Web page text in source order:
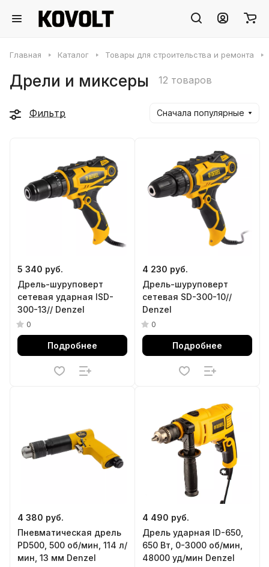
Главная Каталог Товары для строительства и ремонта
Дрели и миксеры 12 товаров
Фильтр Сначала популярные
5 340 руб.
Дрель-шуруповерт
сетевая ударная ISD-
300-13// Denzel
0
Подробнее
4 230 руб.
Дрель-шуруповерт
сетевая SD-300-10//
Denzel
0
Подробнее
4 380 руб.
Пневматическая дрель
PD500, 500 об/мин, 114 л/
мин, 13 мм Denzel
4 490 руб.
Дрель ударная ID-650,
650 Вт, 0-3000 об/мин,
48000 уд/мин Denzel